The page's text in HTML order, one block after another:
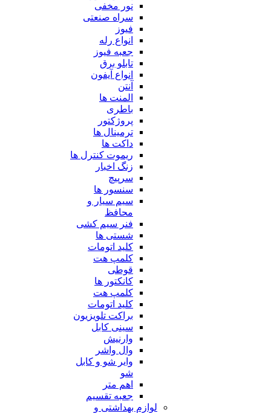
نور مخفی
سراه صنعتی
فیوز
انواع رله
جعبه فیوز
تابلو برق
انواع آیفون
آنتن
المنت ها
باطری
پروژکتور
ترمینال ها
داکت ها
ریموت کنترل ها
زنگ اخبار
سرپیچ
سنسور ها
سیم سیار و
محافظ
فنر سیم کشی
شستی ها
کلید اتومات
کلمپ هت
قوطی
کانکتور ها
کلمپ هت
کلید اتومات
براکت تلویزیون
سینی کابل
وارنیش
وال واشر
وایر شو و کابل
شو
اهم متر
جعبه تقسیم
لوازم بهداشتی و